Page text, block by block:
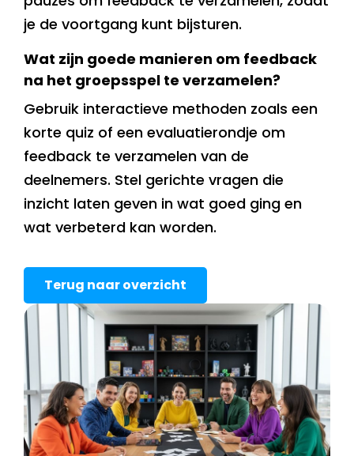
je de voortgang kunt bijsturen.
Wat zijn goede manieren om feedback
na het groepsspel te verzamelen?
Gebruik interactieve methoden zoals een
korte quiz of een evaluatierondje om
feedback te verzamelen van de
deelnemers. Stel gerichte vragen die
inzicht laten geven in wat goed ging en
wat verbeterd kan worden.
Terug naar overzicht